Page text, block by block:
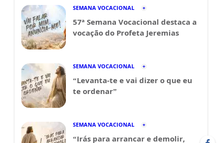
SEMANA VOCACIONAL
57ª Semana Vocacional destaca a
vocação do Profeta Jeremias
SEMANA VOCACIONAL
“Levanta-te e vai dizer o que eu
te ordenar”
SEMANA VOCACIONAL
“Irás para arrancar e demolir,